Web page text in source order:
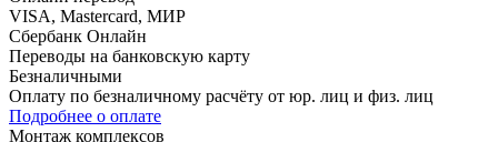
VISA, Mastercard, МИР
Сбербанк Онлайн
Переводы на банковскую карту
Безналичными
Оплату по безналичному расчёту от юр. лиц и физ. лиц
Подробнее о оплате
Монтаж комплексов